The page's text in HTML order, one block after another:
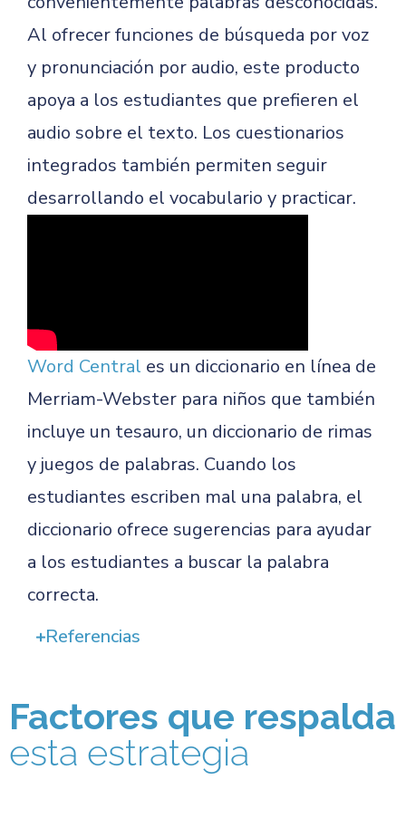
Al ofrecer funciones de búsqueda por voz
y pronunciación por audio, este producto
apoya a los estudiantes que prefieren el
audio sobre el texto. Los cuestionarios
integrados también permiten seguir
desarrollando el vocabulario y practicar.
Word Central es un diccionario en línea de
Merriam-Webster para niños que también
incluye un tesauro, un diccionario de rimas
y juegos de palabras. Cuando los
estudiantes escriben mal una palabra, el
diccionario ofrece sugerencias para ayudar
a los estudiantes a buscar la palabra
correcta.
Referencias
Factores que respalda
esta estrategia